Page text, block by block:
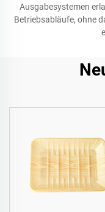
Ausgabesystemen
Betriebsabläufe, ohne